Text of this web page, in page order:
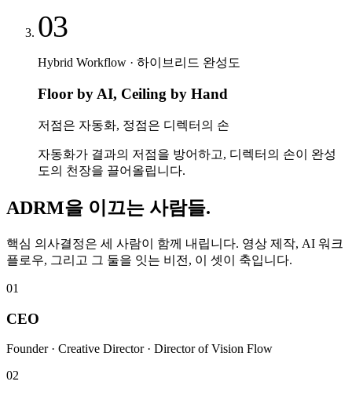
03
Hybrid Workflow · 하이브리드 완성도
Floor by AI, Ceiling by Hand
저점은 자동화, 정점은 디렉터의 손
자동화가 결과의 저점을 방어하고, 디렉터의 손이 완성
도의 천장을 끌어올립니다.
ADRM을 이끄는 사람들.
핵심 의사결정은 세 사람이 함께 내립니다. 영상 제작, AI 워크
플로우, 그리고 그 둘을 잇는 비전, 이 셋이 축입니다.
01
CEO
Founder · Creative Director · Director of Vision Flow
02